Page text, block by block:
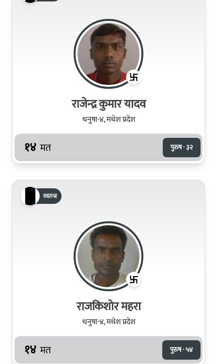
राजेन्द्र कुमार यादव
धनुषा-४, मधेश प्रदेश
१४ मत पुरुष · ३२
स्वतन्त्र
राजकिशोर महरा
धनुषा-४, मधेश प्रदेश
१४ मत पुरुष · ५४